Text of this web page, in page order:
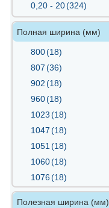
0,20 - 20(324)
Полная ширина (мм)
800(18)
807(36)
902(18)
960(18)
1023(18)
1047(18)
1051 (18)
1060(18)
1076(18)
1150(18)
Полезная ширина (мм)